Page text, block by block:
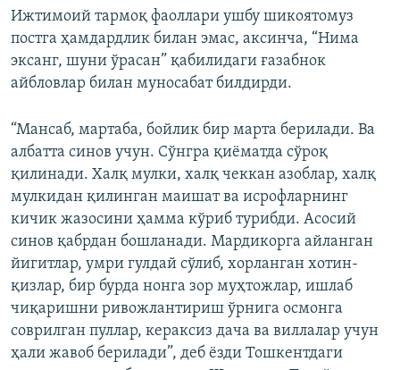
Ижтимоий тармоқ фаоллари ушбу шикоятомуз
постга ҳамдардлик билан эмас, аксинча, “Нима
эксанг, шуни ўрасан” қабилидаги ғазабнок
айбловлар билан муносабат билдирди.
“Мансаб, мартаба, бойлик бир марта берилади. Ва
албатта синов учун. Сўнгра қиёматда сўроқ
қилинади. Халқ мулки, халқ чеккан азоблар, халқ
мулкидан қилинган маишат ва исрофларнинг
кичик жазосини ҳамма кўриб турибди. Асосий
cинов қабрдан бошланади. Мардикорга айланган
йигитлар, умри гулдай сўлиб, хорланган хотин-
қизлар, бир бурда нонга зор муҳтожлар, ишлаб
чиқаришни ривожлантириш ўрнига осмонга
соврилган пуллар, кераксиз дача ва виллалар учун
ҳали жавоб берилади”, деб ёзди Тошкентдаги